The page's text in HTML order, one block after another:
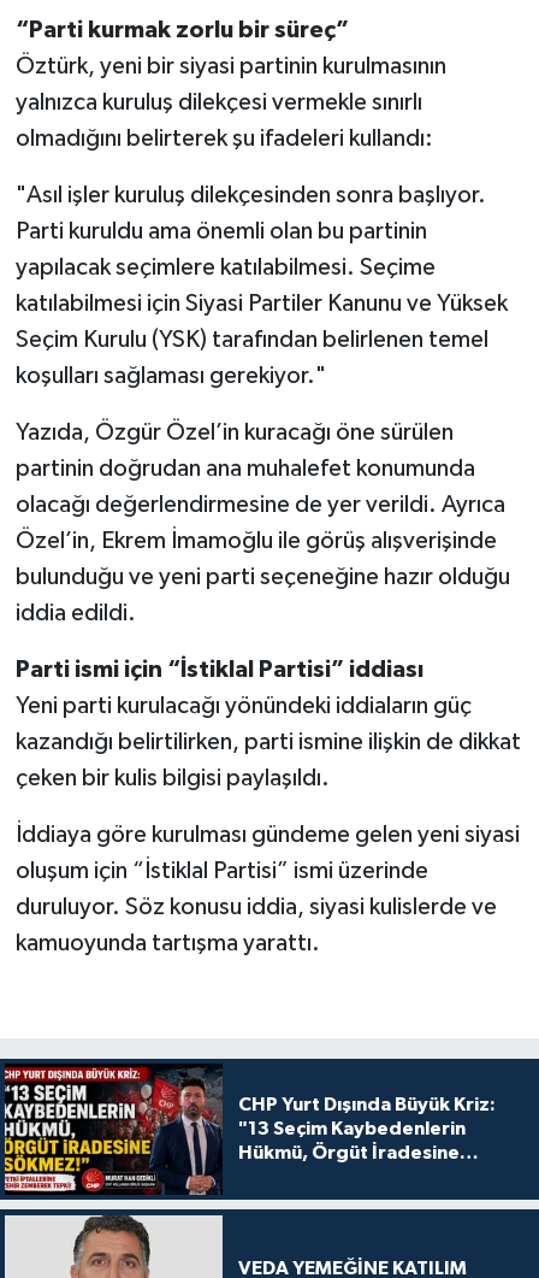
“Parti kurmak zorlu bir süreç”
Öztürk, yeni bir siyasi partinin kurulmasının
yalnızca kuruluş dilekçesi vermekle sınırlı
olmadığını belirterek şu ifadeleri kullandı:
"Asıl işler kuruluş dilekçesinden sonra başlıyor.
Parti kuruldu ama önemli olan bu partinin
yapılacak seçimlere katılabilmesi. Seçime
katılabilmesi için Siyasi Partiler Kanunu ve Yüksek
Seçim Kurulu (YSK) tarafından belirlenen temel
koşulları sağlaması gerekiyor."
Yazıda, Özgür Özel’in kuracağı öne sürülen
partinin doğrudan ana muhalefet konumunda
olacağı değerlendirmesine de yer verildi. Ayrıca
Özel’in, Ekrem İmamoğlu ile görüş alışverişinde
bulunduğu ve yeni parti seçeneğine hazır olduğu
iddia edildi.
Parti ismi için “İstiklal Partisi” iddiası
Yeni parti kurulacağı yönündeki iddiaların güç
kazandığı belirtilirken, parti ismine ilişkin de dikkat
çeken bir kulis bilgisi paylaşıldı.
İddiaya göre kurulması gündeme gelen yeni siyasi
oluşum için “İstiklal Partisi” ismi üzerinde
duruluyor. Söz konusu iddia, siyasi kulislerde ve
kamuoyunda tartışma yarattı.
CHP Yurt Dışında Büyük Kriz:
"13 Seçim Kaybedenlerin
Hükmü, Örgüt İradesine
VEDA YEMEĞİNE KATILIM